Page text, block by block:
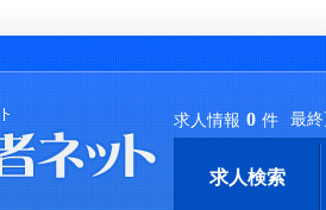
求人情報 0 件 最終
求人検索